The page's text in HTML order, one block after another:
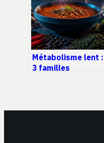
Métabolisme lent :
3 familles
énergétique